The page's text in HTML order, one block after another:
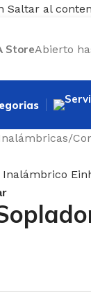
Saltar al
StoreAbierto
/